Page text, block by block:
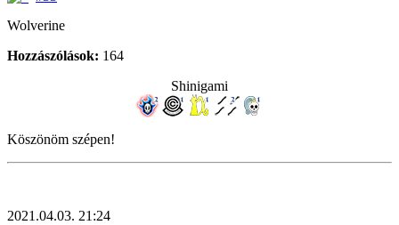
Wolverine
Hozzászólások: 164
Shinigami
Köszönöm szépen!
2021.04.03. 21:24